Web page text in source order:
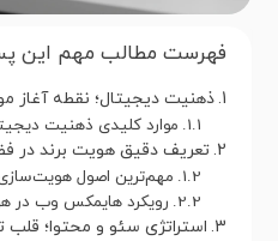
فهرست مطالب مهم این
ذهنیت دیجیتال؛ نقطه آغاز
موارد کلیدی ذهنیت
تعریف دقیق هویت برند در
مهم‌ترین اصول
رویکرد هایمکس وب در
استراتژی سئو و محتوا؛ قلب